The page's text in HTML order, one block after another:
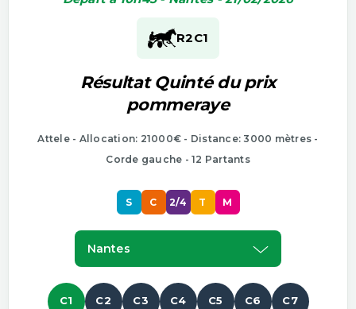
R2C1
Résultat Quinté du prix
pommeraye
Attele - Allocation: 21000€ - Distance: 3000 mètres -
Corde gauche - 12 Partants
S C 2/4 T M
Nantes
C1 C2 C3 C4 C5 C6 C7